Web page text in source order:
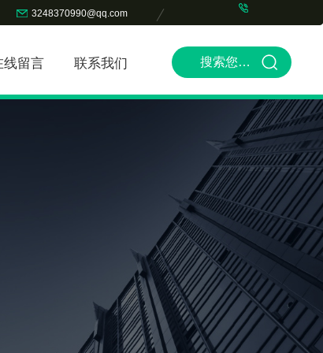
3248370990@qq.com
线留言 联系我们